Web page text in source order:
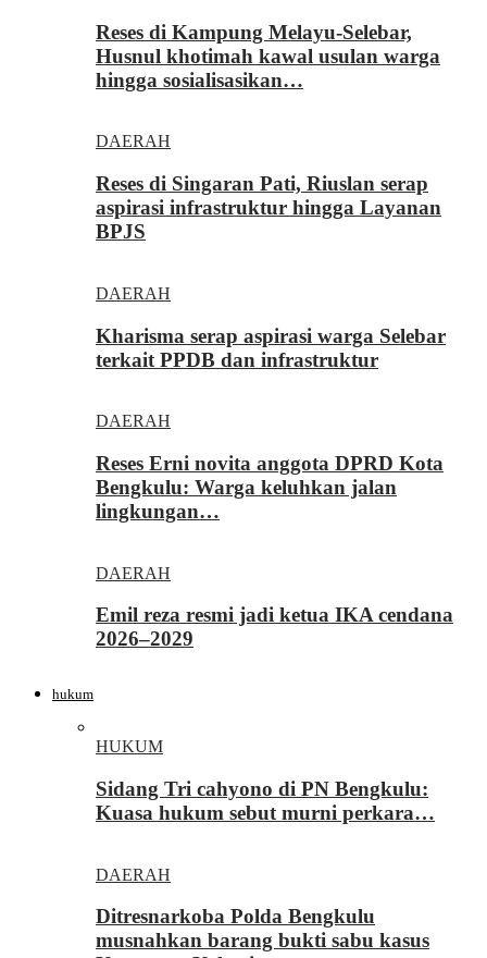
Reses di Kampung Melayu-Selebar,
Husnul khotimah kawal usulan warga
hingga sosialisasikan…
DAERAH
Reses di Singaran Pati, Riuslan serap
aspirasi infrastruktur hingga Layanan
BPJS
DAERAH
Kharisma serap aspirasi warga Selebar
terkait PPDB dan infrastruktur
DAERAH
Reses Erni novita anggota DPRD Kota
Bengkulu: Warga keluhkan jalan
lingkungan…
DAERAH
Emil reza resmi jadi ketua IKA cendana
2026–2029
hukum
HUKUM
Sidang Tri cahyono di PN Bengkulu:
Kuasa hukum sebut murni perkara…
DAERAH
Ditresnarkoba Polda Bengkulu
musnahkan barang bukti sabu kasus